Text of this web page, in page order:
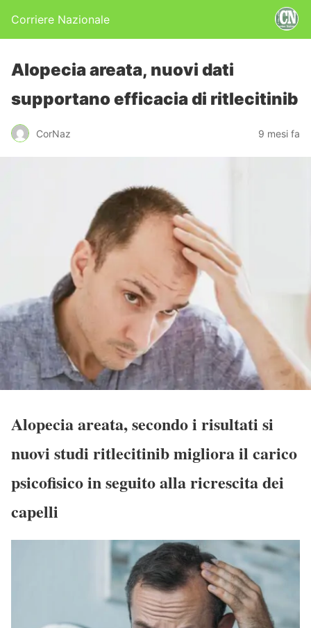
Corriere Nazionale
Alopecia areata, nuovi dati
supportano efficacia di ritlecitinib
CorNaz 9 mesi fa
Alopecia areata, secondo i risultati si
nuovi studi ritlecitinib migliora il carico
psicofisico in seguito alla ricrescita dei
capelli